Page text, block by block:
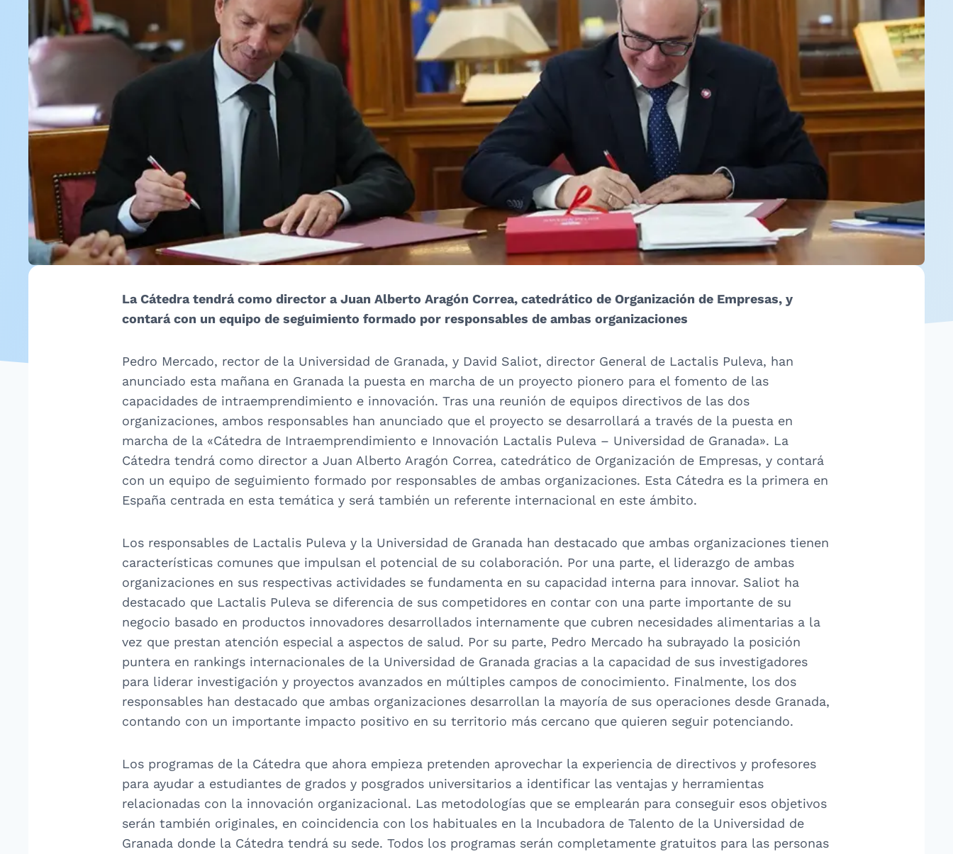
La Cátedra tendrá como director a Juan Alberto Aragón Correa, catedrático de Organización de Empresas, y
contará con un equipo de seguimiento formado por responsables de ambas organizaciones
Pedro Mercado, rector de la Universidad de Granada, y David Saliot, director General de Lactalis Puleva, han
anunciado esta mañana en Granada la puesta en marcha de un proyecto pionero para el fomento de las
capacidades de intraemprendimiento e innovación. Tras una reunión de equipos directivos de las dos
organizaciones, ambos responsables han anunciado que el proyecto se desarrollará a través de la puesta en
marcha de la «Cátedra de Intraemprendimiento e Innovación Lactalis Puleva – Universidad de Granada». La
Cátedra tendrá como director a Juan Alberto Aragón Correa, catedrático de Organización de Empresas, y contará
con un equipo de seguimiento formado por responsables de ambas organizaciones. Esta Cátedra es la primera en
España centrada en esta temática y será también un referente internacional en este ámbito.
Los responsables de Lactalis Puleva y la Universidad de Granada han destacado que ambas organizaciones tienen
características comunes que impulsan el potencial de su colaboración. Por una parte, el liderazgo de ambas
organizaciones en sus respectivas actividades se fundamenta en su capacidad interna para innovar. Saliot ha
destacado que Lactalis Puleva se diferencia de sus competidores en contar con una parte importante de su
negocio basado en productos innovadores desarrollados internamente que cubren necesidades alimentarias a la
vez que prestan atención especial a aspectos de salud. Por su parte, Pedro Mercado ha subrayado la posición
puntera en rankings internacionales de la Universidad de Granada gracias a la capacidad de sus investigadores
para liderar investigación y proyectos avanzados en múltiples campos de conocimiento. Finalmente, los dos
responsables han destacado que ambas organizaciones desarrollan la mayoría de sus operaciones desde Granada,
contando con un importante impacto positivo en su territorio más cercano que quieren seguir potenciando.
Los programas de la Cátedra que ahora empieza pretenden aprovechar la experiencia de directivos y profesores
para ayudar a estudiantes de grados y posgrados universitarios a identificar las ventajas y herramientas
relacionadas con la innovación organizacional. Las metodologías que se emplearán para conseguir esos objetivos
serán también originales, en coincidencia con los habituales en la Incubadora de Talento de la Universidad de
Granada donde la Cátedra tendrá su sede. Todos los programas serán completamente gratuitos para las personas